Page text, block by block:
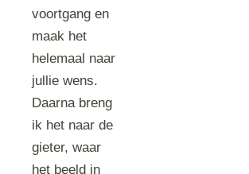
voortgang en
maak het
helemaal naar
jullie wens.
Daarna breng
ik het naar de
gieter, waar
het beeld in